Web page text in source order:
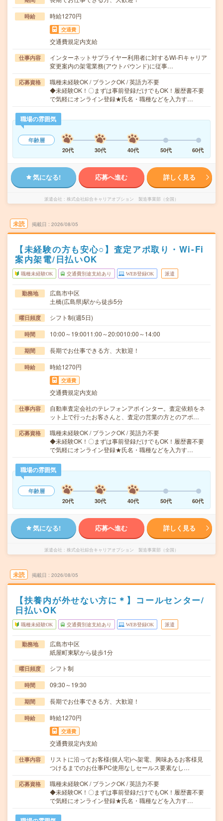
時給 時給1270円
交通費
交通費規定内支給
仕事内容
インターネットサプライヤー利用者に対するWi-Fiキャリア
変更案内の架電業務(アウトバウンド)に従事…
応募資格
職種未経験OK / ブランクOK / 英語力不要
◆未経験OK！〇まずは事前登録だけでもOK！履歴書不要
で気軽にオンライン登録★氏名・職種などを入力す…
職場の雰囲気
年齢層
20代
30代 40代 50代 60代
気になる! 応募へ進む 詳しく見る
派遣会社 株式会社綜合キャリアオプション 製造事業部（全国）
未読 掲載日 2026/08/05
【未経験の方も安心○】査定アポ取り・Wi-Fi
案内架電/日払いOK
職種未経験OK 交通費別途支給あり WEB登録OK 派遣
勤務地
広島市中区
土橋(広島県)駅から徒歩5分
曜日頻度 シフト制(週5日)
時間 10:00～19:0011:00～20:0010:00～14:00
期間 長期でお仕事できる方、大歓迎！
時給 時給1270円
交通費
交通費規定内支給
仕事内容
自動車査定会社のテレフォンアポインター。査定依頼をネ
ット上で行ったお客さんと、査定の営業の方とのアポ…
応募資格
職種未経験OK / ブランクOK / 英語力不要
◆未経験OK！〇まずは事前登録だけでもOK！履歴書不要
で気軽にオンライン登録★氏名・職種などを入力す…
職場の雰囲気
年齢層
20代
30代 40代 50代 60代
気になる! 応募へ進む 詳しく見る
派遣会社 株式会社綜合キャリアオプション 製造事業部（全国）
未読 掲載日 2026/08/05
【扶養内が外せない方に＊】コールセンター/
日払いOK
職種未経験OK 交通費別途支給あり WEB登録OK 派遣
勤務地
広島市中区
紙屋町東駅から徒歩1分
曜日頻度 シフト制
時間 09:30～19:30
期間 長期でお仕事できる方、大歓迎！
時給 時給1270円
交通費
交通費規定内支給
仕事内容
リストに沿ってお客様(個人宅)へ架電、興味あるお客様見
つけるまでのお仕事PC使用なしセールス要素なし…
応募資格
職種未経験OK / ブランクOK / 英語力不要
◆未経験OK！〇まずは事前登録だけでもOK！履歴書不要
で気軽にオンライン登録★氏名・職種などを入力す…